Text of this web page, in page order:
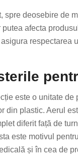
spre deosebire de
afecta
respectarea
este o unitate
din plastic. Aerul
diferit față de
este motivul
și în cea de